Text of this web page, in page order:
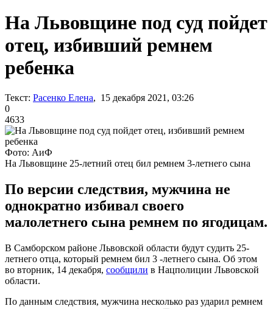
На Львовщине под суд пойдет
отец, избивший ремнем
ребенка
Текст: Расенко Елена, 15 декабря 2021, 03:26
0
4633
Фото: АиФ
На Львовщине 25-летний отец бил ремнем 3-летнего сына
По версии следствия, мужчина не
однократно избивал своего
малолетнего сына ремнем по ягодицам.
В Самборском районе Львовской области будут судить 25-
летнего отца, который ремнем бил 3 -летнего сына. Об этом
во вторник, 14 декабря, сообщили в Нацполиции Львовской
области.
По данным следствия, мужчина несколько раз ударил ремнем